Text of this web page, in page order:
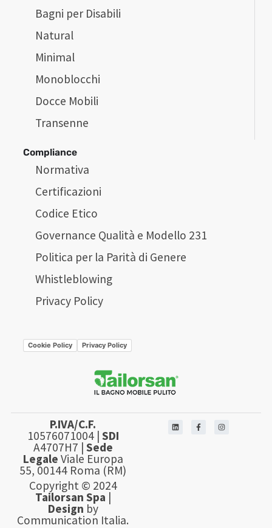
Bagni per Disabili
Natural
Minimal
Monoblocchi
Docce Mobili
Transenne
Compliance
Normativa
Certificazioni
Codice Etico
Governance Qualità e Modello 231
Politica per la Parità di Genere
Whistleblowing
Privacy Policy
Cookie Policy Privacy Policy
P.IVA/C.F.
10576071004 | SDI
A4707H7 | Sede
Legale Viale Europa
55, 00144 Roma (RM)
Copyright © 2024
Tailorsan Spa |
Design by
Communication Italia.